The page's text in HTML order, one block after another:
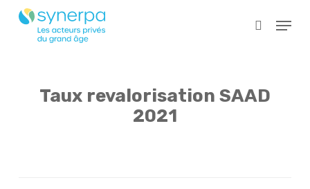
search
Menu
Taux revalorisation SAAD
2021